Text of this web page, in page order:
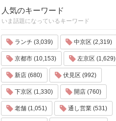
人気のキーワード
いま話題になっているキーワード
ランチ (3,039) 中京区 (2,319)
京都市 (10,153) 左京区 (1,629)
新店 (680) 伏見区 (992)
下京区 (1,330) 開店 (760)
老舗 (1,051) 通し営業 (531)